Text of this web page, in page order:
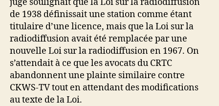
de 1938 définissait une station comme étant
titulaire d’une licence, mais que la Loi sur la
radiodiffusion avait été remplacée par une
nouvelle Loi sur la radiodiffusion en 1967. On
s’attendait à ce que les avocats du CRTC
abandonnent une plainte similaire contre
CKWS-TV tout en attendant des modifications
au texte de la Loi.